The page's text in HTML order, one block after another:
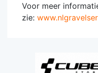
Voor meer
zie: